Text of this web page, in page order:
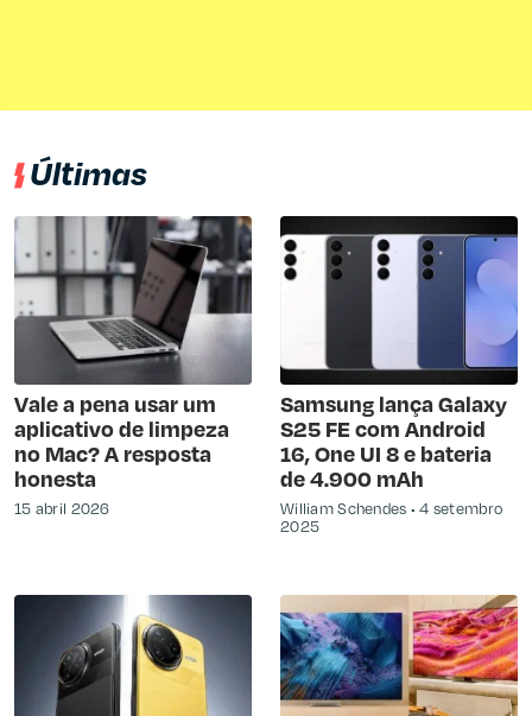
Últimas
Vale a pena usar um
aplicativo de limpeza
no Mac? A resposta
honesta
15 abril 2026
Samsung lança Galaxy
S25 FE com Android
16, One UI 8 e bateria
de 4.900 mAh
William Schendes
4 setembro
2025